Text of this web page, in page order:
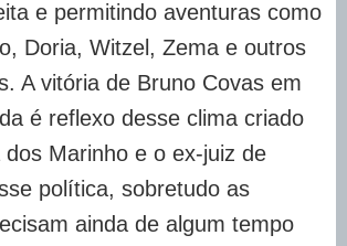
e permitindo aventuras como
Doria, Witzel, Zema e outros
A vitória de Bruno Covas em
é reflexo desse clima criado
dos Marinho e o ex-juiz de
política, sobretudo as
ainda de algum tempo